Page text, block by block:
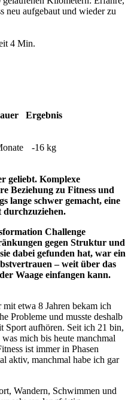
neu aufgebaut und wieder zu
4 Min.
Ergebnis
-16 kg
geliebt. Komplexe
Beziehung zu Fitness und
lange schwer gemacht, eine
Challenge
gegen Struktur und
dabei gefunden hat, war ein
– weit über das
Waage einfangen kann.
etwa 8 Jahren bekam ich
Probleme und musste deshalb
Sport aufhören. Seit ich 21 bin,
mich bis heute manchmal
ist immer in Phasen
aktiv, manchmal habe ich gar
Wandern, Schwimmen und